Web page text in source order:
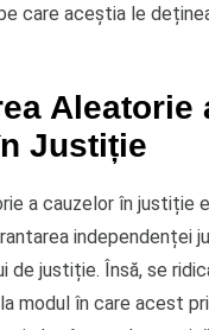
care aceștia le
Aleatorie
Justiție
a cauzelor în justiție
independenței
de justiție. Însă, se
modul în care acest